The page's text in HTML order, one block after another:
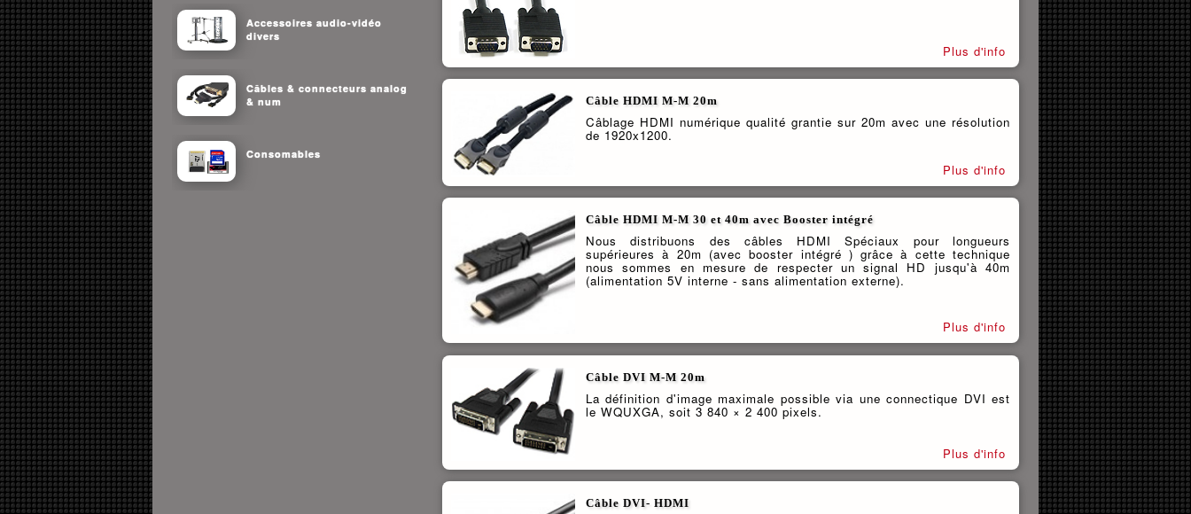
Accessoires audio-vidéo
divers
Câbles & connecteurs analog
& num
Consomables
Plus d'info
Câble HDMI M-M 20m
Câblage HDMI numérique qualité grantie sur 20m avec une résolution
de 1920x1200.
Plus d'info
Câble HDMI M-M 30 et 40m avec Booster intégré
Nous distribuons des câbles HDMI Spéciaux pour longueurs
supérieures à 20m (avec booster intégré ) grâce à cette technique
nous sommes en mesure de respecter un signal HD jusqu'à 40m
(alimentation 5V interne - sans alimentation externe).
Plus d'info
Câble DVI M-M 20m
La définition d'image maximale possible via une connectique DVI est
le WQUXGA, soit 3 840 × 2 400 pixels.
Plus d'info
Câble DVI- HDMI